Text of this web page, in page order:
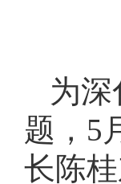
为
题，5
长陈